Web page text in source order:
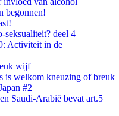
begonnen!
seksualiteit? deel 4
Activiteit in de
wijf
welkom kneuzing of breuk
#2
Saudi-Arabië bevat art.5